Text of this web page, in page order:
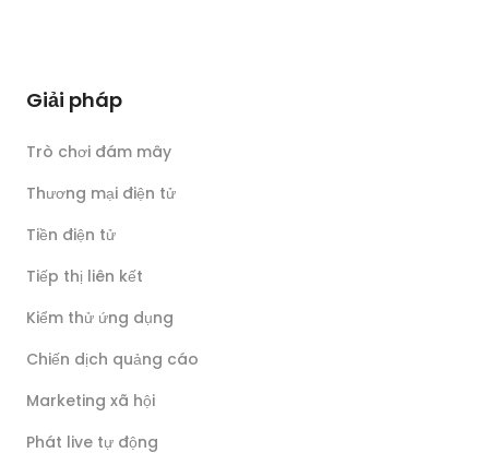
Giải pháp
Trò chơi đám mây
Thương mại điện tử
Tiền điện tử
Tiếp thị liên kết
Kiểm thử ứng dụng
Chiến dịch quảng cáo
Marketing xã hội
Phát live tự động